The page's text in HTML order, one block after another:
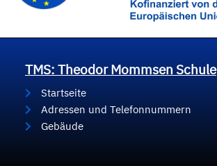
TMS: Theodor Mommsen Schule
Startseite
Adressen und Telefonnummern
Gebäude